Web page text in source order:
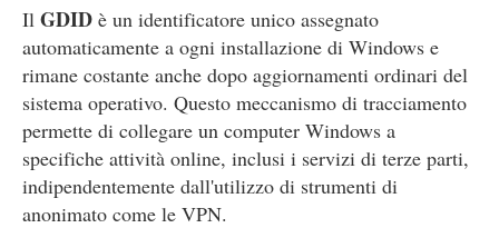
Il GDID è un identificatore unico assegnato
automaticamente a ogni installazione di Windows e
rimane costante anche dopo aggiornamenti ordinari del
sistema operativo. Questo meccanismo di tracciamento
permette di collegare un computer Windows a
specifiche attività online, inclusi i servizi di terze parti,
indipendentemente dall'utilizzo di strumenti di
anonimato come le VPN.